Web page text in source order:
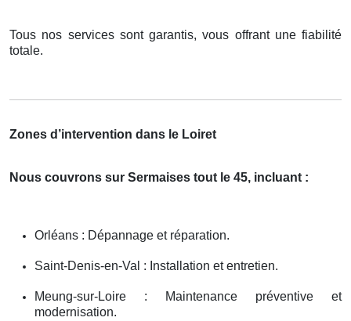
Tous nos services sont garantis, vous offrant une fiabilité
totale.
Zones d’intervention dans le Loiret
Nous couvrons sur Sermaises tout le 45, incluant :
Orléans : Dépannage et réparation.
Saint-Denis-en-Val : Installation et entretien.
Meung-sur-Loire : Maintenance préventive et
modernisation.